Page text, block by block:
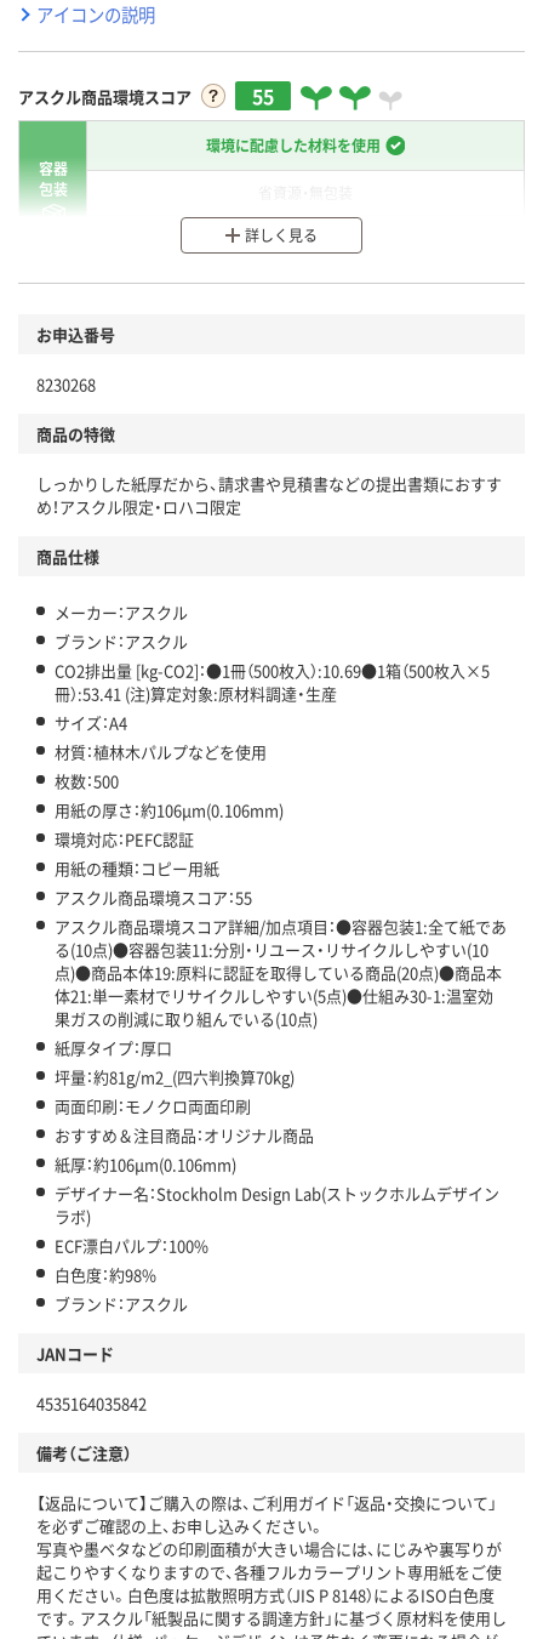
アイコンの説明
アスクル商品環境スコア 55
容器
包装
環境に配慮した材料を使用
分別・リサイクルしやすい設計
商品
本体
仕組
アスクルで資源循環している
この商品の環境配慮ポイントです。下記商品詳細「
アスクル商品環境スコア詳細／加点項目
詳しく見る
お申込番号
8230268
商品の特徴
しっかりした紙厚だから、請求書や見積書などの提出書類におすす
め！アスクル限定・ロハコ限定
商品仕様
メーカー：アスクル
ブランド：アスクル
CO2排出量 [kg-CO2]：●1冊（500枚入）:10.69●1箱（500枚入×5
冊）:53.41 (注)算定対象:原材料調達・生産
サイズ：A4
材質：植林木パルプなどを使用
枚数：500
用紙の厚さ：約106μm(0.106mm)
環境対応：PEFC認証
用紙の種類：コピー用紙
アスクル商品環境スコア：55
アスクル商品環境スコア詳細/加点項目：●容器包装1:全て紙であ
る(10点)●容器包装11:分別・リユース・リサイクルしやすい(10
点)●商品本体19:原料に認証を取得している商品(20点)●商品本
体21:単一素材でリサイクルしやすい(5点)●仕組み30-1:温室効
果ガスの削減に取り組んでいる(10点)
紙厚タイプ：厚口
坪量：約81g/m2_(四六判換算70kg)
両面印刷：モノクロ両面印刷
おすすめ＆注目商品：オリジナル商品
紙厚：約106μm(0.106mm)
デザイナー名：Stockholm Design Lab(ストックホルムデザイン
ラボ)
ECF漂白パルプ：100%
白色度：約98%
ブランド：アスクル
JANコード
4535164035842
備考（ご注意）
【返品について】ご購入の際は、ご利用ガイド「返品・交換について」
を必ずご確認の上、お申し込みください。
写真や墨ベタなどの印刷面積が大きい場合には、にじみや裏写りが
起こりやすくなりますので、各種フルカラープリント専用紙をご使
用ください。白色度は拡散照明方式（JIS P 8148）によるISO白色度
です。アスクル「紙製品に関する調達方針」に基づく原材料を使用し